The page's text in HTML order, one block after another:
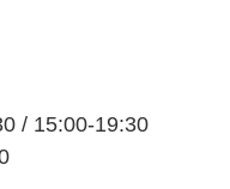
/ 15:00-19:30